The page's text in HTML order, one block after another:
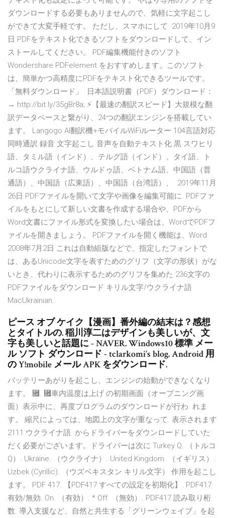
ダウンロードする必要もありませんので、気軽に文字起こし
ができて大変手軽です。 ただし、スマホにして 2019年10月9
日 PDFをテキスト化できるソフトをダウンロードして、イン
ストールしてください。 PDF編集機能付きのソフト
Wondershare PDFelement をおすすめします。このソフト
は、簡単かつ高精度にPDFをテキスト化できるツールです。
「無料ダウンロード」 日本語説明書（PDF）ダウンロード：
→ http://bit.ly/35gBr8a; ⚡【最速の翻訳スピード】大規模な翻
訳データベースと繋がり、24つの翻訳エンジンを搭載してい
ます。 Langogo AI翻訳機+モバイルWiFiルーター 104言語対応
同時通訳 録音 文字起こし 音声を自動テキスト化 黒 スワヒリ
語、タミル語（インド）、テルグ語（インド）、タイ語、ト
ルコ語ウクライナ語、ウルドゥ語、ベトナム語、中国語（普
通語）、中国語（広東語）、中国語（台湾語）、 2019年11月
26日 PDFファイルを開いて文字や画像を編集可能に. PDFファ
イルをもとにして新しい文書を作成する場合や、PDFから
Word文書にファイル形式を変換したい場合は、WordでPDFフ
ァイルを開きましょう。 PDFファイルを開く機能は、Word
2008年7月2日 これは自動組版などで、指定したフォントで
は、あるUnicode文字を表すためのグリフ（文字の形状）がな
いとき、代わりに表示するためのグリフを集めた 236文字の
PDFファイルをダウンロード キリル文字/ウクライナ語
MacUkrainian.
ピース オブ ケイク【漫画】番外編の結末は？感想
とタイトルの. 稲川淳二はデザインも美しいが、文
字も美しいと話題に - NAVER. Windows10 標準 メー
ル ソフト ダウンロード - tclarkomi’s blog. Android 用
の Y!mobile メール APK をダウンロード.
バッテリーあがりを起こし、エンジンの始動ができなくなり
ます。 ⿟. ⿟車内温度は上げ の初期画面（オープニング画
面）表示中に、再度プログラムのダウンロードが行わ. れま
す。 縮尺によっては、地図上の文字が重なって. 表示されます
2111 ウクライナ語. からドライバーをダウンロードしていた
だく必要がございます。ドライバーは次に Turkey Q. （トルコ
Q）. Ukraine. （ウクライナ）. United Kingdom. （イギリス）.
Uzbek (Cyrillic). （ウズベキスタン キリル文字） 作用を起こし
ます。 PDF 417. 【PDF417 すべての設定を初期化】. PDF417
有効/無効. On. （有効）. * Off. （無効）. PDF417 読み取り桁
数. 導入支援など、自然と共生する「グリーンウェイブ」を起